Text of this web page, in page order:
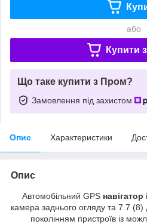
або
Купити з
Що таке купити з Пром?
Замовлення під захистом
Опис Характеристики
Опис
Автомобільний GPS
камера заднього огляду та 7.7
поколінням пристроїв із